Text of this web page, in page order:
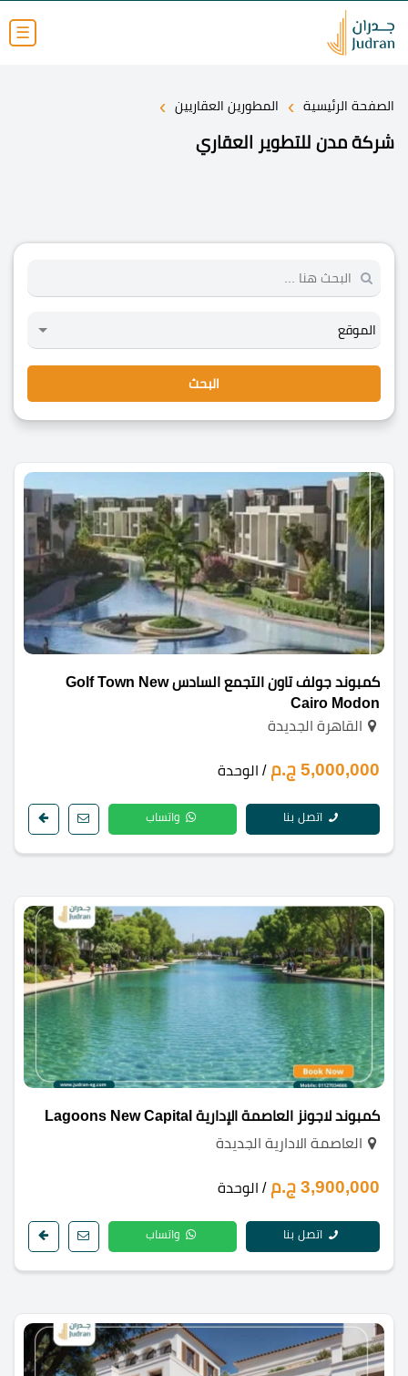
☰
الصفحة الرئيسية › المطورين العقاريين ›
شركة مدن للتطوير العقاري
البحث
كمبوند جولف تاون التجمع السادس Golf Town New
Cairo Modon
القاهرة الجديدة
5,000,000 ج.م / الوحدة
اتصل بنا واتساب
كمبوند لاجونز العاصمة الإدارية Lagoons New Capital
العاصمة الادارية الجديدة
3,900,000 ج.م / الوحدة
اتصل بنا واتساب